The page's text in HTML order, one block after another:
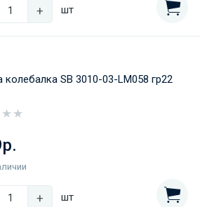
+ шт
колебалка SB 3010-03-LM058 гр22
+ шт